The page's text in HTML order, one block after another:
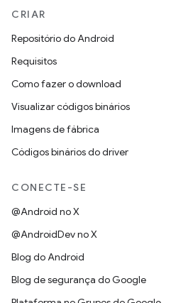
CRIAR
Repositório do Android
Requisitos
Como fazer o download
Visualizar códigos binários
Imagens de fábrica
Códigos binários do driver
CONECTE-SE
@Android no X
@AndroidDev no X
Blog do Android
Blog de segurança do Google